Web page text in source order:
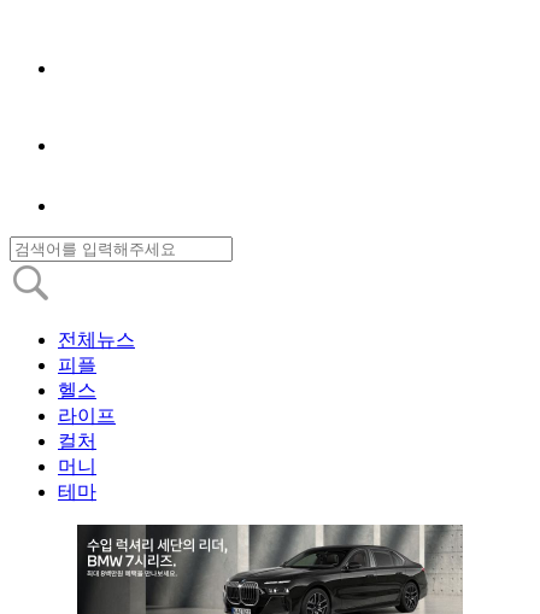
전체뉴스
피플
헬스
라이프
컬처
머니
테마